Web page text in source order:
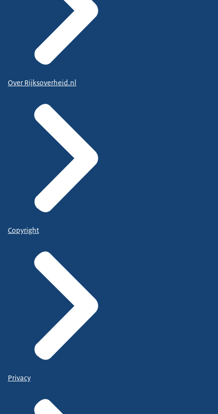
Over Rijksoverheid.nl
Copyright
Privacy